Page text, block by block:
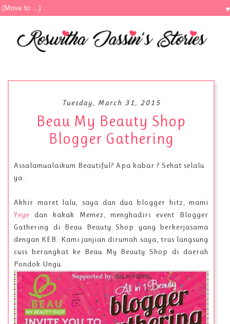
Tuesday, March 31, 2015
Beau My Beauty Shop
Blogger Gathering
Assalamualaikum Beautiful? Apa kabar ? Sehat selalu
ya..
Akhir maret lalu, saya dan dua blogger hitz, mami
Yeye dan kakak Memez, menghadiri event Blogger
Gathering di Beau Beauty Shop yang berkerjasama
dengan KEB. Kami janjian dirumah saya, trus langsung
cuss berangkat ke Beau My Beauty Shop di daerah
Pondok Ungu.